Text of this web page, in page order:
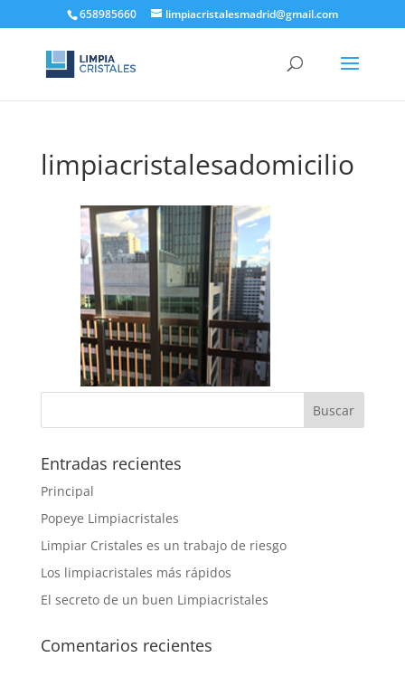
658985660 limpiacristalesmadrid@gmail.com
limpiacristalesadomicilio
Entradas recientes
Principal
Popeye Limpiacristales
Limpiar Cristales es un trabajo de riesgo
Los limpiacristales más rápidos
El secreto de un buen Limpiacristales
Comentarios recientes